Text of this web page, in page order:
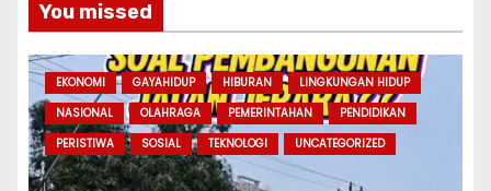
You missed
EKONOMI GAYAHIDUP HIBURAN
LINGKUNGAN HIDUP
NASIONAL
OLAHRAGA PEMERINTAHAN
PENDIDIKAN
PERISTIWA
SOSIAL TEKNOLOGI UNCATEGORIZED